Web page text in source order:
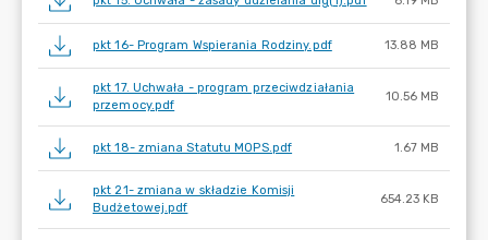
pkt 16- Program Wspierania Rodziny.pdf 13.88 MB
pkt 17. Uchwała - program przeciwdziałania
przemocy.pdf
10.56 MB
pkt 18- zmiana Statutu MOPS.pdf 1.67 MB
pkt 21- zmiana w składzie Komisji
Budżetowej.pdf
654.23 KB